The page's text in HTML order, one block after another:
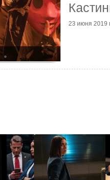
23 июня 2019